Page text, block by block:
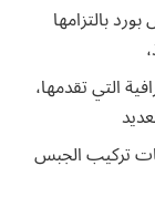
بالتزامها
التي تقدمها،
تركيب الجبس